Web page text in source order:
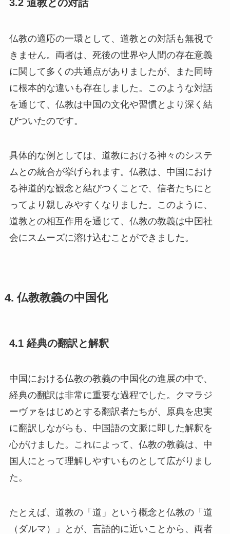
仏教の適応の一環として、道教との対話も無視で
きません。両者は、死後の世界や人間の存在意義
に関して多くの共通点がありましたが、また同時
に根本的な違いも存在しました。このような対話
を通じて、仏教は中国の文化や習慣とより深く結
びついたのです。
具体的な例としては、道教における神々のシステ
ムとの統合が挙げられます。仏教は、中国におけ
る神道的な観念と結びつくことで、信者たちにと
ってより親しみやすくなりました。このように、
道教との相互作用を通じて、仏教の教義は中国社
会にスムーズに溶け込むことができました。
4. 仏教教義の中国化
4.1 経典の翻訳と解釈
中国における仏教の教義の中国化の進展の中で、
経典の翻訳は非常に重要な過程でした。クマラジ
ーヴァをはじめとする翻訳者たちが、原典を忠実
に翻訳しながらも、中国語の文脈に即した解釈を
心がけました。これによって、仏教の教義は、中
国人にとって理解しやすいものとして広がりまし
た。
たとえば、道教の「道」という概念と仏教の「道
（ダルマ）」とが、言語的に近いことから、両者